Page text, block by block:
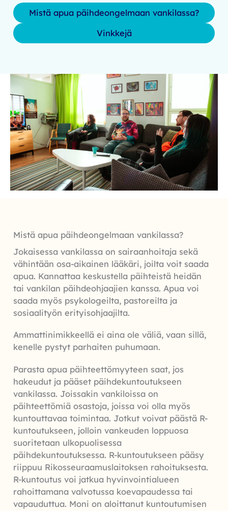
Mistä apua päihdeongelmaan vankilassa?
Vinkkejä
Mistä apua päihdeongelmaan vankilassa?
Jokaisessa vankilassa on sairaanhoitaja sekä
vähintään osa-aikainen lääkäri, joilta voit saada
apua. Kannattaa keskustella päihteistä heidän
tai vankilan päihdeohjaajien kanssa. Apua voi
saada myös psykologeilta, pastoreilta ja
sosiaalityön erityisohjaajilta.
Ammattinimikkeellä ei aina ole väliä, vaan sillä,
kenelle pystyt parhaiten puhumaan.
Parasta apua päihteettömyyteen saat, jos
hakeudut ja pääset päihdekuntoutukseen
vankilassa. Joissakin vankiloissa on
päihteettömiä osastoja, joissa voi olla myös
kuntouttavaa toimintaa. Jotkut voivat päästä R-
kuntoutukseen, jolloin vankeuden loppuosa
suoritetaan ulkopuolisessa
päihdekuntoutuksessa. R-kuntoutukseen pääsy
riippuu Rikosseuraamuslaitoksen rahoituksesta.
R-kuntoutus voi jatkua hyvinvointialueen
rahoittamana valvotussa koevapaudessa tai
vapauduttua. Moni on aloittanut kuntoutumisen